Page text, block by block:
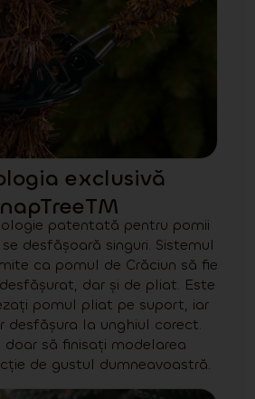
exclusivă
patentată pentru pomii
desfășoară singuri. Sistemul
ca pomul de Crăciun să fie
dar și de pliat. Este
pomul pliat pe suport, iar
desfășura la unghiul corect.
doar să finisați modelarea
de gustul dumneavoastră.